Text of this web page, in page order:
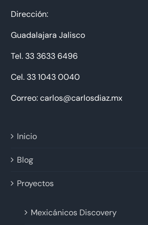
Dirección:
Guadalajara Jalisco
Tel. 33 3633 6496
Cel. 33 1043 0040
Correo: carlos@carlosdiaz.mx
Inicio
Blog
Proyectos
Mexicánicos Discovery